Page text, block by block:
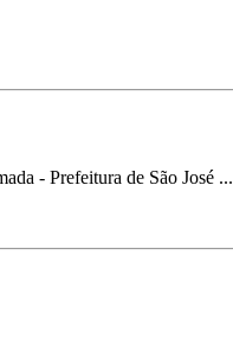
- Prefeitura de São José ...